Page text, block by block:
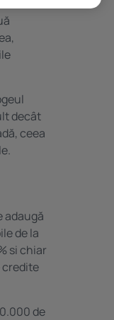
decât
ceea
adaugă
de la
si chiar
credite
de